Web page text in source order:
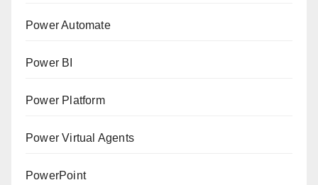
Power Automate
Power BI
Power Platform
Power Virtual Agents
PowerPoint